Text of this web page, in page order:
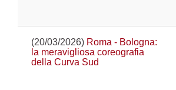
(20/03/2026) Roma - Bologna:
la meravigliosa coreografia
della Curva Sud